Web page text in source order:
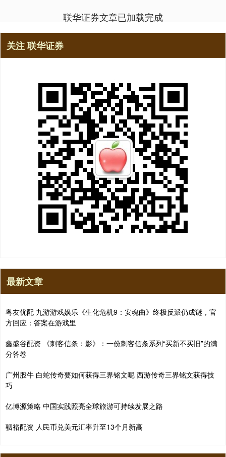
联华证券文章已加载完成
关注 联华证券
最新文章
粤友优配 九游游戏娱乐《生化危机9：安魂曲》终极反派仍成谜，官
方回应：答案在游戏里
鑫盛谷配资 《刺客信条：影》：一份刺客信条系列“买新不买旧”的满
分答卷
广州股牛 白蛇传奇要如何获得三界铭文呢 西游传奇三界铭文获得技
巧
亿博源策略 中国实践照亮全球旅游可持续发展之路
驷裕配资 人民币兑美元汇率升至13个月新高